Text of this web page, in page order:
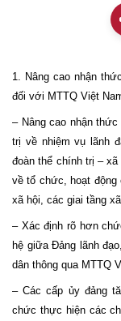
1. Nâng cao nhận
đối với MTTQ Việt
– Nâng cao nhận
trị về nhiệm vụ lãnh
đoàn thể chính trị –
về tổ chức, hoạt động
xã hội, các giai tầng xã
– Xác định rõ hơn
hệ giữa Đảng lãnh
dân thông qua MTTQ
– Các cấp ủy đảng
chức thực hiện các